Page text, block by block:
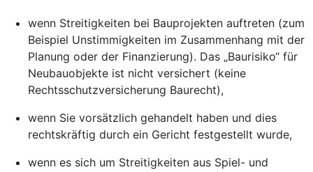
wenn Streitigkeiten bei Bauprojekten auftreten (zum
Beispiel Unstimmigkeiten im Zusammenhang mit der
Planung oder der Finanzierung). Das „Baurisiko“ für
Neubauobjekte ist nicht versichert (keine
Rechtsschutzversicherung Baurecht),
wenn Sie vorsätzlich gehandelt haben und dies
rechtskräftig durch ein Gericht festgestellt wurde,
wenn es sich um Streitigkeiten aus Spiel- und